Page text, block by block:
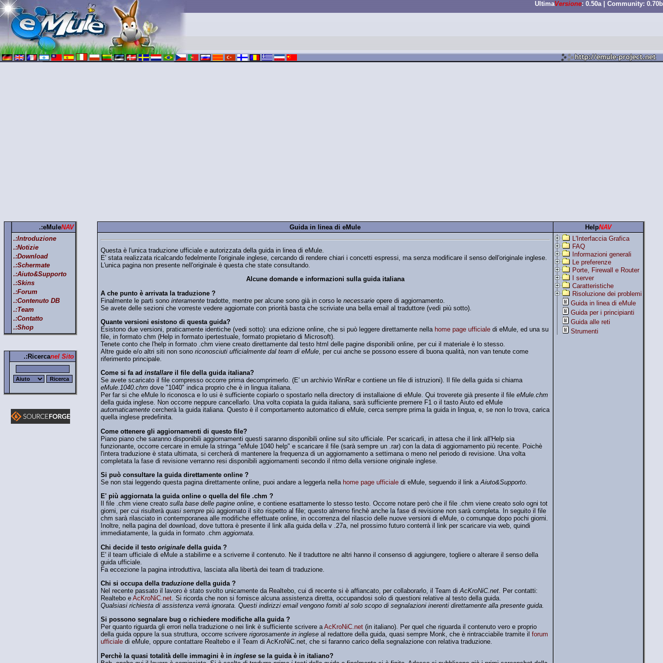
UltimaVersione: 0.50a | Community: 0.70b
.:eMuleNAV
.:Introduzione
.:Notizie
.:Download
.:Schermate
.:Aiuto&Supporto
.:Skins
.:Forum
.:Contenuto DB
.:Team
.:Contatto
.:Shop
.:Ricercanel Sito
Guida in linea di eMule HelpNAV
Questa è l'unica traduzione ufficiale e autorizzata della guida in linea di eMule.
E' stata realizzata ricalcando fedelmente l'originale inglese, cercando di rendere chiari i concetti espressi, ma senza modificare il senso dell'originale inglese.
L'unica pagina non presente nell'originale è questa che state consultando.
Alcune domande e informazioni sulla guida italiana
A che punto è arrivata la traduzione ?
Finalmente le parti sono interamentetradotte, mentre per alcune sono già in corso le necessarieopere di aggiornamento.
Se avete delle sezioni che vorreste vedere aggiornate con priorità basta che scriviate una bella email al traduttore (vedì più sotto).
Quante versioni esistono di questa guida?
Esistono due versioni, praticamente identiche (vedi sotto): una edizione online, che si può leggere direttamente nella home page ufficialedi eMule, ed una su
file, in formato chm (Help in formato ipertestuale, formato propietario di Microsoft).
Tenete conto che l'help in formato .chm viene creato direttamente dal testo html delle pagine disponibili online, per cui il materiale è lo stesso.
Altre guide e/o altri siti non sono riconosciuti ufficialmente dal team di eMule, per cui anche se possono essere di buona qualità, non van tenute come
riferimento principale.
Come si fa ad installareil file della guida italiana?
Se avete scaricato il file compresso occorre prima decomprimerlo. (E' un archivio WinRar e contiene un file di istruzioni). Il file della guida si chiama
eMule.1040.chmdove "1040" indica proprio che è in lingua italiana.
Per far si che eMule lo riconosca e lo usi è sufficiente copiarlo o spostarlo nella directory di installaione di eMule. Qui troverete già presente il file eMule.chm
della guida inglese. Non occorre neppure cancellarlo. Una volta copiata la guida italiana, sarà sufficiente premere F1 o il tasto Aiuto ed eMule
automaticamentecercherà la guida italiana. Questo è il comportamento automatico di eMule, cerca sempre prima la guida in lingua, e, se non lo trova, carica
quella inglese predefinita.
Come ottenere gli aggiornamenti di questo file?
Piano piano che saranno disponibili aggiornamenti questi saranno disponibili online sul sito ufficiale. Per scaricarli, in attesa che il link all'Help sia
funzionante, occorre cercare in emule la stringa "eMule 1040 help" e scaricare il file (sarà sempre un .rar) con la data di aggiornamento più recente. Poichè
l'intera traduzione è stata ultimata, si cercherà di mantenere la frequenza di un aggiornamento a settimana o meno nel periodo di revisione. Una volta
completata la fase di revisione verranno resi disponibili aggiornamenti secondo il ritmo della versione originale inglese.
Si può consultare la guida direttamente online ?
Se non stai leggendo questa pagina direttamente online, puoi andare a leggerla nella home page ufficialedi eMule, seguendo il link a Aiuto&Supporto.
E' più aggiornata la guida online o quella del file .chm ?
Il file .chm viene creato sulla base delle pagine online, e contiene esattamente lo stesso testo. Occorre notare però che il file .chm viene creato solo ogni tot
giorni, per cui risulterà quasi semprepiù aggiornato il sito rispetto al file; questo almeno finchè anche la fase di revisione non sarà completa. In seguito il file
chm sarà rilasciato in contemporanea alle modifiche effettuate online, in occorrenza del rilascio delle nuove versioni di eMule, o comunque dopo pochi giorni.
Inoltre, nella pagina del download, dove tuttora è presente il link alla guida della v .27a, nel prossimo futuro conterrà il link per scaricare via web, quindi
immediatamente, la guida in formato .chm aggiornata.
Chi decide il testo originaledella guida ?
E' il team ufficiale di eMule a stabilirne e a scriverne il contenuto. Ne il traduttore ne altri hanno il consenso di aggiungere, togliere o alterare il senso della
guida ufficiale.
Fa eccezione la pagina introduttiva, lasciata alla libertà dei team di traduzione.
Chi si occupa della traduzionedella guida ?
Nel recente passato il lavoro è stato svolto unicamente da Realtebo, cui di recente si è affiancato, per collaborarlo, il Team di AcKroNiC.net. Per contatti:
Realtebo e AcKroNiC.net. Si ricorda che non si fornisce alcuna assistenza diretta, occupandosi solo di questioni relative al testo della guida.
Qualsiasi richiesta di assistenza verrà ignorata. Questi indirizzi email vengono forniti al solo scopo di segnalazioni inerenti direttamente alla presente guida.
Si possono segnalare bug o richiedere modifiche alla guida ?
Per quanto riguarda gli errori nella traduzione o nei link è sufficiente scrivere aAcKroNiC.net(in italiano). Per quel che riguarda il contenuto vero e proprio
della guida oppure la sua struttura, occorre scrivere rigorosamente in ingleseal redattore della guida, quasi sempre Monk, che è rintracciabile tramite il forum
ufficialedi eMule, oppure contattare Realtebo e il Team di AcKroNiC.net, che si faranno carico della segnalazione con relativa traduzione.
Perchè la quasi totalità delle immagini è in inglesese la guida è in italiano?
L'Interfaccia Grafica
FAQ
Informazioni generali
Le preferenze
Porte, Firewall e Router
I server
Caratteristiche
Risoluzione dei problemi
Guida in linea di eMule
Guida per i principianti
Guida alle reti
Strumenti